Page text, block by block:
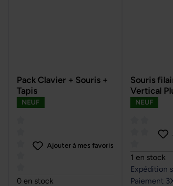
Pack Clavier + Souris +
Tapis
NEUF
Note moyenne de 0 sur 5 étoiles
Ajouter à mes favoris
0 en stock
Souris
Vertical
NEUF
Note
1 en stock
Expédition
Paiement